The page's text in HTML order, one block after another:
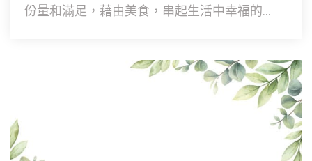
份量和滿足，藉由美食，串起生活中幸福的...